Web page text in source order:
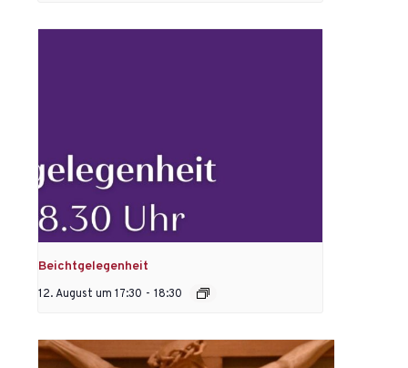
Beichtgelegenheit
12. August um 17:30 - 18:30